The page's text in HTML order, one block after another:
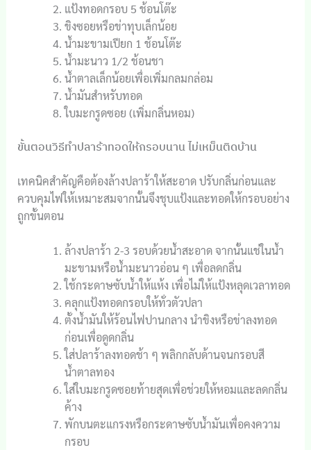
แป้งทอดกรอบ 5 ช้อนโต๊ะ
ขิงซอยหรือข่าทุบเล็กน้อย
น้ำมะขามเปียก 1 ช้อนโต๊ะ
น้ำมะนาว 1/2 ช้อนชา
น้ำตาลเล็กน้อยเพื่อเพิ่มกลมกล่อม
น้ำมันสำหรับทอด
ใบมะกรูดซอย (เพิ่มกลิ่นหอม)
ขั้นตอนวิธีทำปลาร้าทอดให้กรอบนาน ไม่เหม็นติดบ้าน
เทคนิคสำคัญคือต้องล้างปลาร้าให้สะอาด ปรับกลิ่นก่อนและ
ควบคุมไฟให้เหมาะสมจากนั้นจึงชุบแป้งและทอดให้กรอบอย่าง
ถูกขั้นตอน
ล้างปลาร้า 2-3 รอบด้วยน้ำสะอาด จากนั้นแช่ในน้ำ
มะขามหรือน้ำมะนาวอ่อน ๆ เพื่อลดกลิ่น
ใช้กระดาษซับน้ำให้แห้ง เพื่อไม่ให้แป้งหลุดเวลาทอด
คลุกแป้งทอดกรอบให้ทั่วตัวปลา
ตั้งน้ำมันให้ร้อนไฟปานกลาง นำขิงหรือข่าลงทอด
ก่อนเพื่อดูดกลิ่น
ใส่ปลาร้าลงทอดช้า ๆ พลิกกลับด้านจนกรอบสี
น้ำตาลทอง
ใส่ใบมะกรูดซอยท้ายสุดเพื่อช่วยให้หอมและลดกลิ่น
ค้าง
พักบนตะแกรงหรือกระดาษซับน้ำมันเพื่อคงความ
กรอบ